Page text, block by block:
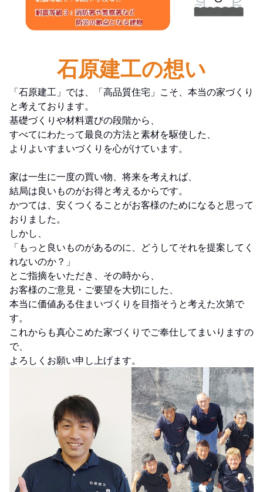
石原建工の想い
「石原建工」では、「高品質住宅」こそ、本当の家づくり
と考えております。
基礎づくりや材料選びの段階から、
すべてにわたって最良の方法と素材を駆使した、
よりよいすまいづくりを心がけています。
家は一生に一度の買い物、将来を考えれば、
結局は良いものがお得と考えるからです。
かつては、安くつくることがお客様のためになると思って
おりました。
しかし、
「もっと良いものがあるのに、どうしてそれを提案してく
れないのか？」
とご指摘をいただき、その時から、
お客様のご意見・ご要望を大切にした、
本当に価値ある住まいづくりを目指そうと考えた次第で
す。
これからも真心こめた家づくりでご奉仕してまいりますの
で、
よろしくお願い申し上げます。